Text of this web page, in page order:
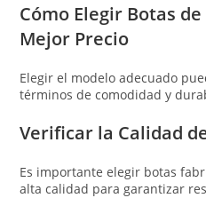
Cómo Elegir Botas
Mejor Precio
Elegir el modelo adecuado
términos de comodidad y
Verificar la Calidad
Es importante elegir botas
alta calidad para garantizar